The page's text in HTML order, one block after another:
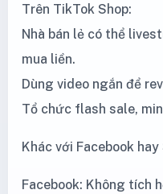
Trên TikTok Shop:
Nhà bán lẻ có thể
mua liền.
Dùng video ngắn để
Tổ chức flash sale,
Khác với Facebook hay
Facebook: Không tích